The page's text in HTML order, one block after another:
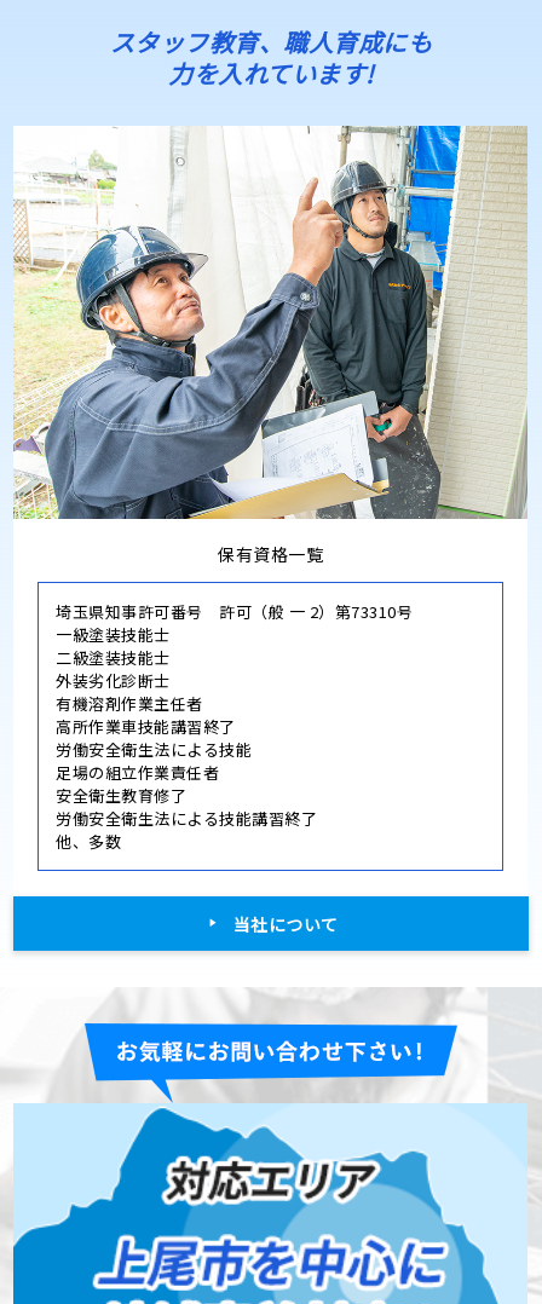
スタッフ教育、職人育成にも
力を入れています!
保有資格一覧
埼玉県知事許可番号 許可（般 一 2）第73310号
一級塗装技能士
二級塗装技能士
外装劣化診断士
有機溶剤作業主任者
高所作業車技能講習終了
労働安全衛生法による技能
足場の組立作業責任者
安全衛生教育修了
労働安全衛生法による技能講習終了
他、多数
当社について